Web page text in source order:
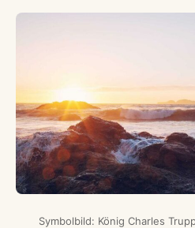
Symbolbild: König Charles